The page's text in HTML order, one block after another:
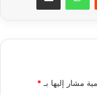
مشار إليها بـ*